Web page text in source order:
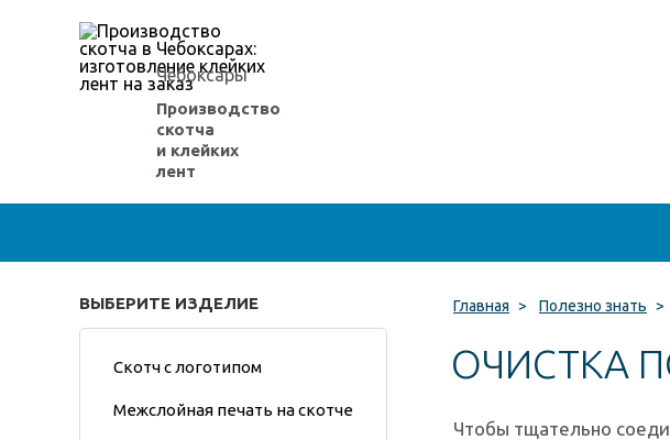
Чебоксары
Производство
скотча
и клейких
лент
ВЫБЕРИТЕ ИЗДЕЛИЕ
Скотч с логотипом
Межслойная печать на скотче
Главная > Полезно знать >
ОЧИСТКА
Чтобы тщательно